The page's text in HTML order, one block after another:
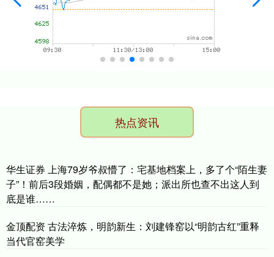
热点资讯
华生证券 上海79岁爷叔懵了：宅基地档案上，多了个“陌生妻
子”！前后3段婚姻，配偶都不是她；派出所也查不出这人到
底是谁……
金顶配资 古法淬炼，明韵新生：刘建锋窑以“明韵古红”重释
当代官窑美学